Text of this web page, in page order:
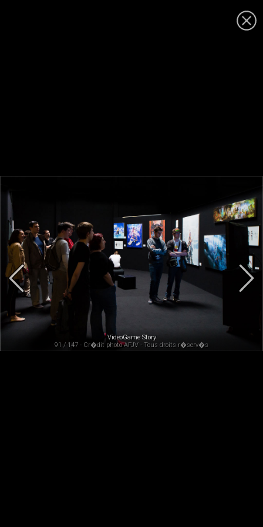
VideoGame Story
91 / 147 - Cr�dit photo AFJV - Tous droits r�serv�s